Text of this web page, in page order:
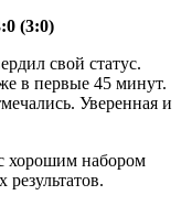
(3:0)
свой статус.
в первые 45 минут.
Уверенная и
хорошим набором